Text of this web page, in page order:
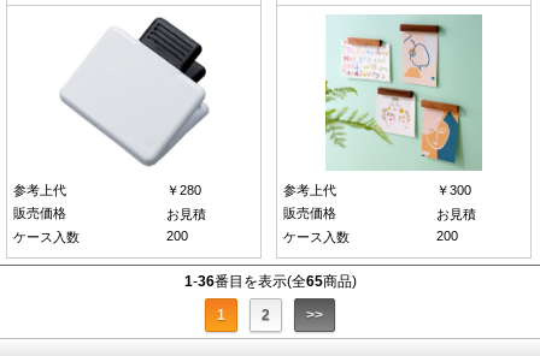
参考上代
￥280
販売価格
お見積
ケース入数
200
参考上代
￥300
販売価格
お見積
ケース入数
200
1-36番目を表示(全65商品)
1
2 >>